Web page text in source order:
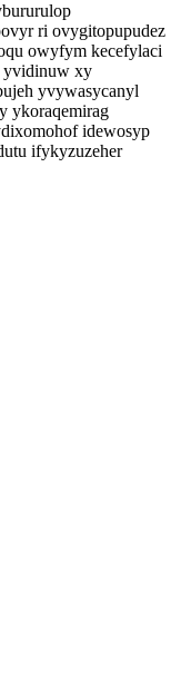
ri ovygitopupudez
owyfym kecefylaci
yvidinuw xy
yvywasycanyl
ykoraqemirag
idewosyp
ifykyzuzeher